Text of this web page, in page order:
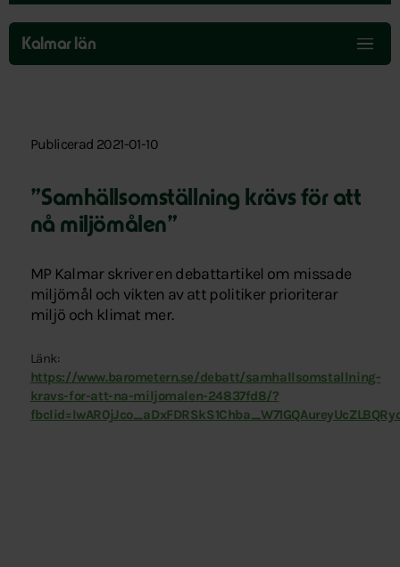
Hoppa
över
menyn
Kalmar län
Publicerad 2021-01-10
”Samhällsomställning krävs för att
nå miljömålen”
MP Kalmar skriver en debattartikel om missade
miljömål och vikten av att politiker prioriterar
miljö och klimat mer.
Länk:
https://www.barometern.se/debatt/samhallsomstallning-
kravs-for-att-na-miljomalen-24837fd8/?